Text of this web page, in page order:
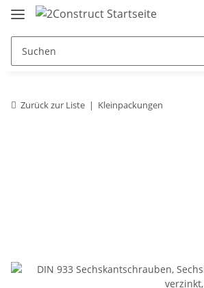
Zurück zur Liste Kleinpackungen